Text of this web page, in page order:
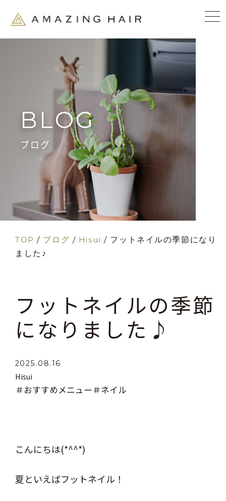
BLOG
ブログ
TOP / ブログ / Hisui / フットネイルの季節になり
ました♪
フットネイルの季節
になりました♪
2025.08.16
Hisui
＃おすすめメニュー ＃ネイル
こんにちは(*^^*)
夏といえばフットネイル！